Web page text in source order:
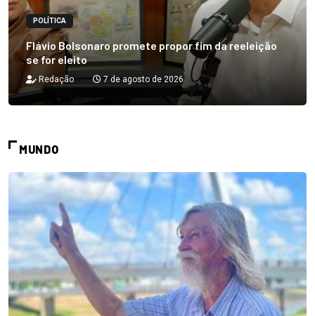
POLÍTICA
Flávio Bolsonaro promete propor fim da reeleição
se for eleito
Redação 7 de agosto de 2026
MUNDO